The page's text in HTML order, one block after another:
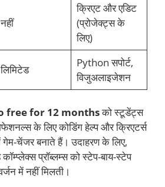
नहीं
क्रिएट और एडिट
(प्रोजेक्ट्स के
लिए)
लिमिटेड
Python सपोर्ट,
विजुअलाइजेशन
free for 12 monthsको स्टूडेंट्स
के लिए कोडिंग हेल्प और क्रिएटर्स
चेंजर बनाते हैं। उदाहरण के लिए,
प्रॉब्लम्स को स्टेप-बाय-स्टेप
में नहीं मिलती।